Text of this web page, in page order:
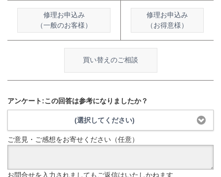
修理お申込み
（一般のお客様）
修理お申込み
（お得意様）
買い替えのご相談
アンケート:この回答は参考になりましたか？
(選択してください)
ご意見・ご感想をお寄せください（任意）
お問合せを入力されましてもご返信はいたしかねます